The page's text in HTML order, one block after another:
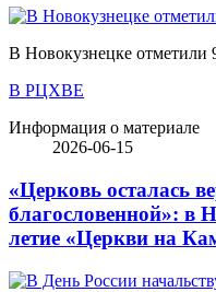
В Новокузнецке отметили
В РЦХВЕ
Информация о материале
2026-06-15
«Церковь осталась
благословенной»: в
летие «Церкви на